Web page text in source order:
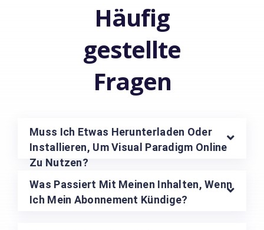
Häufig
gestellte
Fragen
Muss Ich Etwas Herunterladen Oder
Installieren, Um Visual Paradigm Online
Zu Nutzen?
Was Passiert Mit Meinen Inhalten, Wenn
Ich Mein Abonnement Kündige?